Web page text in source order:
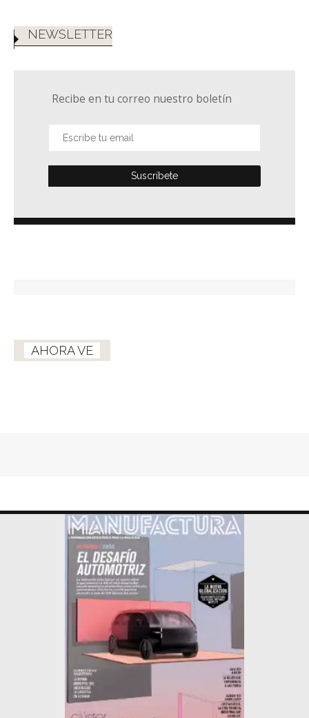
NEWSLETTER
Recibe en tu correo nuestro boletín
AHORA VE